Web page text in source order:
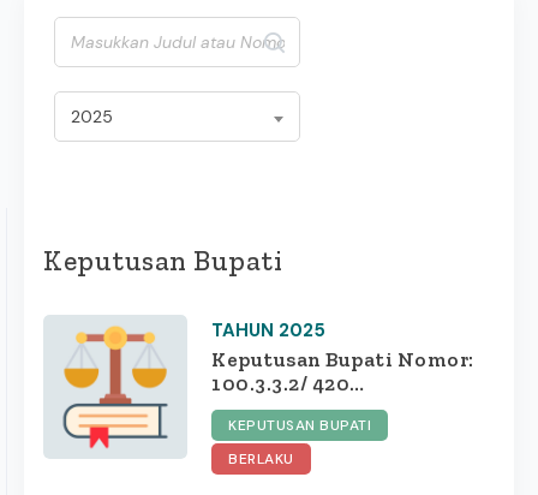
2025
Keputusan Bupati
TAHUN 2025
Keputusan Bupati Nomor:
100.3.3.2/ 420
/415.10.1.3/2025 tentang
TIM VERIFIKASI DAN
VALIDASI CALON
PENERIMA BANTUAN
KEPUTUSAN BUPATI
BERLAKU